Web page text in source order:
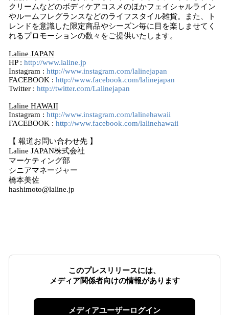
クリームなどのボディケアコスメのほかフェイシャルライン
やルームフレグランスなどのライフスタイル雑貨。また、ト
レンドを意識した限定商品やシーズン毎に目を楽しませてく
れるプロモーションの数々をご提供いたします。
Laline JAPAN
HP : http://www.laline.jp
Instagram : http://www.instagram.com/lalinejapan
FACEBOOK : http://www.facebook.com/lalinejapan
Twitter : http://twitter.com/Lalinejapan
Laline HAWAII
Instagram : http://www.instagram.com/lalinehawaii
FACEBOOK : http://www.facebook.com/lalinehawaii
【 報道お問い合わせ先 】
Laline JAPAN株式会社
マーケティング部
シニアマネージャー
橋本美佐
hashimoto@laline.jp
このプレスリリースには、
メディア関係者向けの情報があります
メディアユーザーログイン